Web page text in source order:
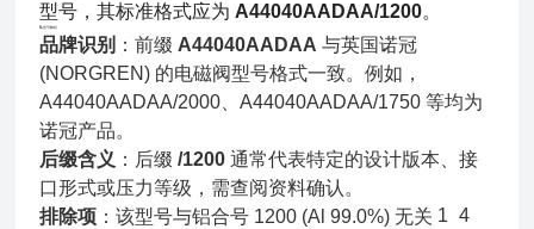
型号，其标准格式应为 A44040AADAA/1200。
🔍 型号解析
品牌识别 ：前缀 A44040AADAA 与英国诺冠
(NORGREN) 的电磁阀型号格式一致。例如，
A44040AADAA/2000、A44040AADAA/1750 等均为
诺冠产品。
后缀含义 ：后缀/1200 通常代表特定的设计版本、接
口形式或压力等级，需查阅资料确认。
排除项 ：该型号与铝合号 1200 (Al 99.0%) 无关 1
4